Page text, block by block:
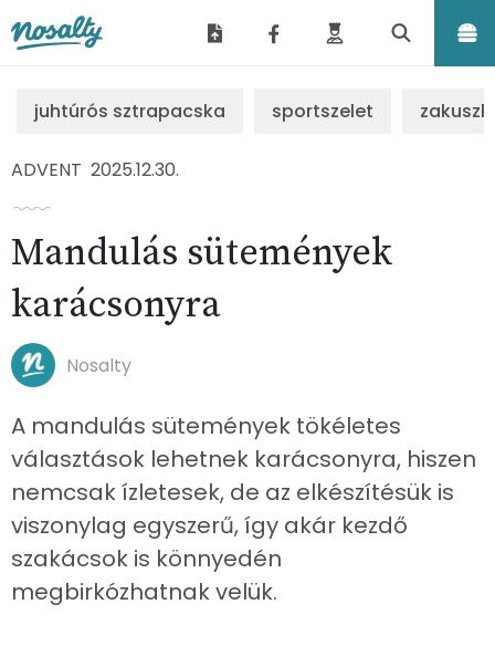
juhtúrós sztrapacska sportszelet
ADVENT 2025.12.30.
Mandulás sütemények
karácsonyra
Nosalty
A mandulás sütemények tökéletes
választások lehetnek karácsonyra, hiszen
nemcsak ízletesek, de az elkészítésük is
viszonylag egyszerű, így akár kezdő
szakácsok is könnyedén
megbirkózhatnak velük.